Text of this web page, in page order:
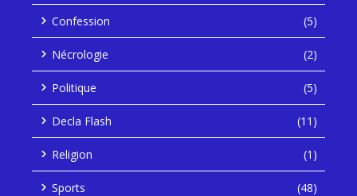
Confession (5)
Nécrologie (2)
Politique (5)
Decla Flash (11)
Religion (1)
Sports (48)